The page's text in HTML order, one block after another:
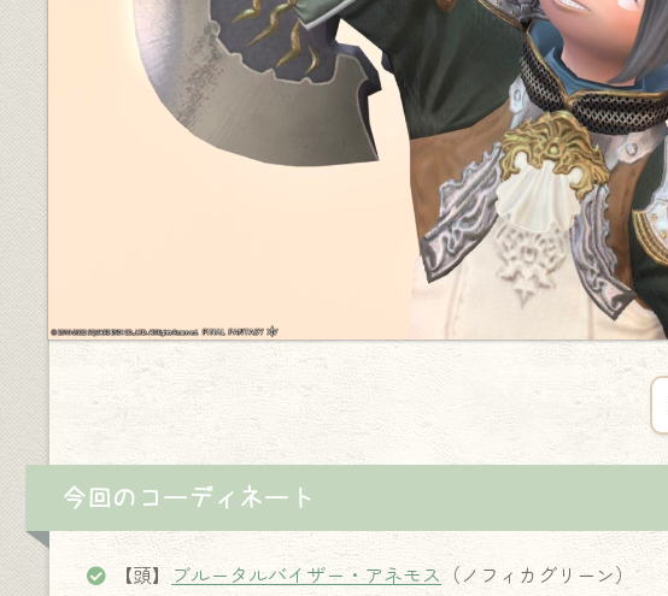
今回のコーディネート
【頭】 ブルータルバイザー・アネモス
（ノフィカグリーン）